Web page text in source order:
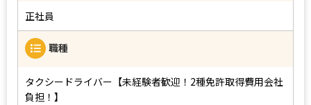
正社員
職種
タクシードライバー【未経験者歓迎！2種免許取得費用会社
負担！】